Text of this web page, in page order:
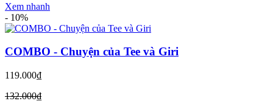
Xem nhanh
- 10%
COMBO - Chuyện của Tee và Giri
119.000₫
132.000₫